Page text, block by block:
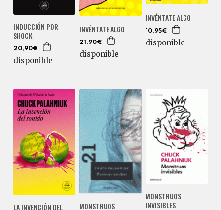
INDUCCIÓN POR
SHOCK
20,90€
disponible
INVÉNTATE ALGO
21,90€
disponible
INVÉNTATE ALGO
10,95€
disponible
LA INVENCIÓN DEL
MONSTRUOS
MONSTRUOS
INVISIBLES